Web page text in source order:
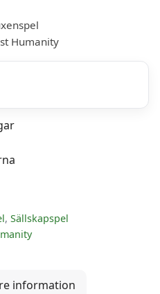
Humanity
, Sällskapspel
information